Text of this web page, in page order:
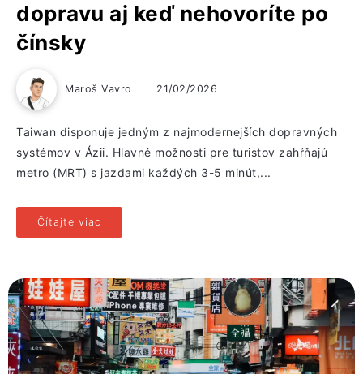
dopravu aj keď nehovoríte po
čínsky
Maroš Vavro 21/02/2026
Taiwan disponuje jedným z najmodernejších dopravných
systémov v Ázii. Hlavné možnosti pre turistov zahŕňajú
metro (MRT) s jazdami každých 3-5 minút,...
Čítajte viac